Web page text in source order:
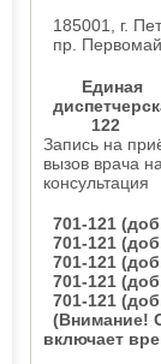
185001, г.
пр.
Единая
122
Запись на
вызов врача
консультация
701-121
701-121
701-121
701-121
701-121
(Внимание!
включает